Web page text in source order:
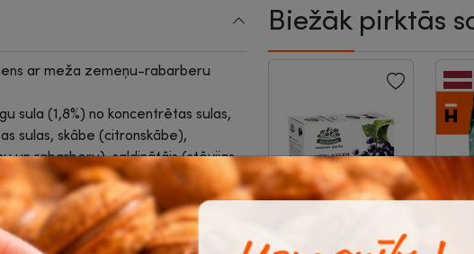
ar meža zemeņu-rabarberu
sula (1,8%) no koncentrētas sulas,
sulas, skābe (citronskābe),
un rabarberu), saldinātājs (stēvijas
citrāts, kalcija laktāts, D vitamīns,
(akācijas sveķi, kolofonija
sorbāts, nātrija benzoāts).
papildu maksa 0.10 EUR par katru
Biežāk pirktās